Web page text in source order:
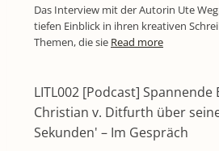
Das Interview mit der Autorin Ute
tiefen Einblick in ihren kreativen
Themen, die sie Read more
LITL002 [Podcast] Spannende
Christian v. Ditfurth über
Sekunden' – Im Gespräch